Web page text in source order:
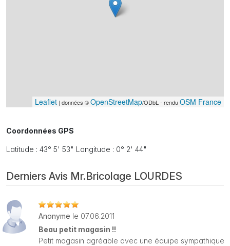
Leaflet | données ©OpenStreetMap/ODbL - renduOSM France
Coordonnées GPS
Latitude : 43° 5' 53" Longitude : 0° 2' 44"
Derniers Avis Mr.Bricolage LOURDES
Anonyme le 07.06.2011
Beau petit magasin !!
Petit magasin agréable avec une équipe sympathique